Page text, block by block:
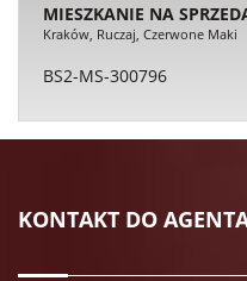
MIESZKANIE NA
Kraków, Ruczaj, Czerwone Maki
BS2-MS-300796
KONTAKT DO